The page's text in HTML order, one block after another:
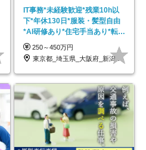
IT事務*未経験歓迎*残業10h以
下*年休130日*服装・髪型自由
*AI研修あり*住宅手当あり*転勤
なし
250～450万円
東京都_埼玉県_大阪府_新潟県_福岡県